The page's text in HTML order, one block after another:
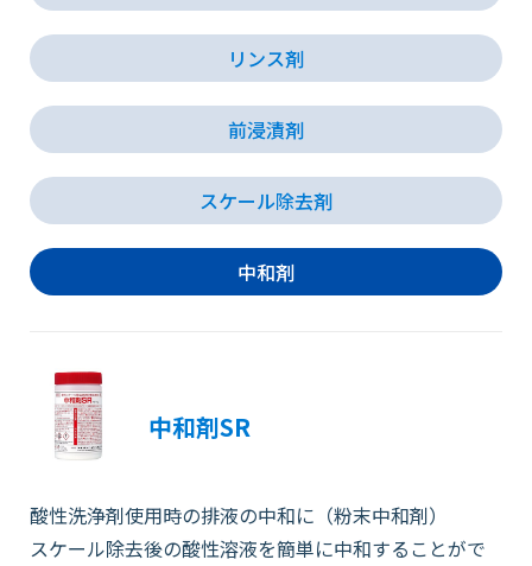
採用情報
各種問い合わせ
リンス剤
前浸漬剤
スケール除去剤
中和剤
中和剤SR
酸性洗浄剤使用時の排液の中和に（粉末中和剤）
スケール除去後の酸性溶液を簡単に中和することがで